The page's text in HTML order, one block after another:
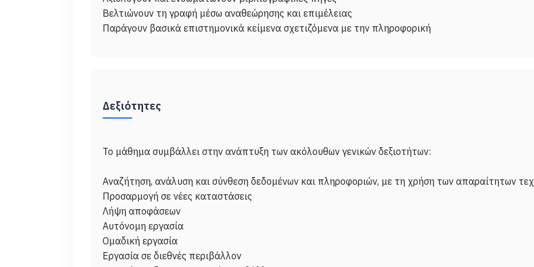
Βελτιώνουν τη γραφή μέσω αναθεώρησης και επιμέλειας
Δεξιότητες
Το μάθημα συμβάλλει στην ανάπτυξη των ακόλουθων γενικών δεξιοτήτων:
Αναζήτηση, ανάλυση και σύνθεση δεδομένων και πληροφοριών, με τη χρήση των απαραίτητων
Προσαρμογή σε νέες καταστάσεις
Λήψη αποφάσεων
Αυτόνομη εργασία
Ομαδική εργασία
Εργασία σε διεθνές περιβάλλον